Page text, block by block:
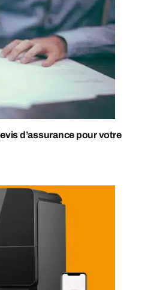
d’assurance pour votre